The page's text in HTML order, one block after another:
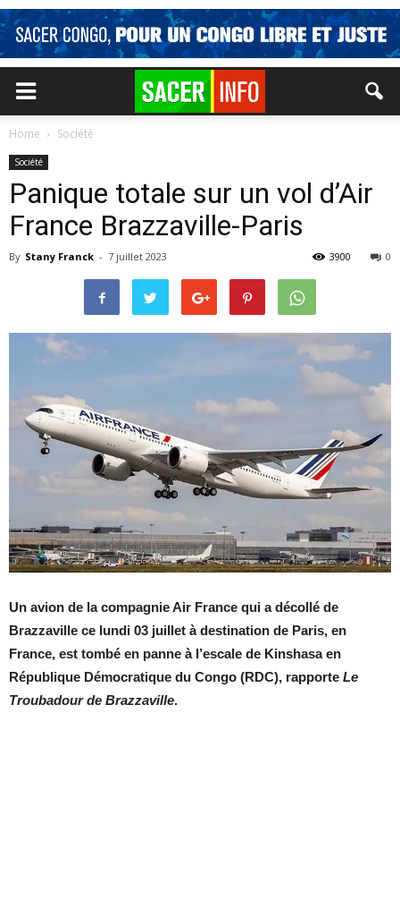
Home Société
Société
Panique totale sur un vol d’Air
France Brazzaville-Paris
By Stany Franck - 7 juillet 2023 0
3900
Un avion de la compagnie Air France qui a décollé de
Brazzaville ce lundi 03 juillet à destination de Paris, en
France, est tombé en panne à l’escale de Kinshasa en
République Démocratique du Congo (RDC), rapporte Le
Troubadour de Brazzaville.